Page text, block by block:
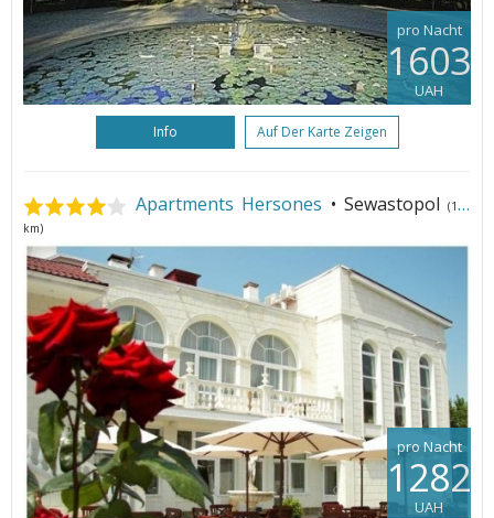
pro Nacht
1603
UAH
Info Auf Der Karte Zeigen
Apartments Hersones • Sewastopol(157
km)
pro Nacht
1282
UAH